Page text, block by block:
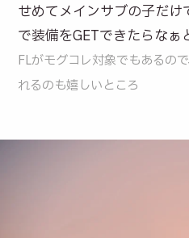
せめてメインサブの子だ
で装備をGETできたらなぁ
FLがモグコレ対象でもあるの
れるのも嬉しいところ